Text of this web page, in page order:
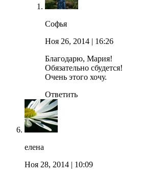
Софья
Ноя 26, 2014 | 16:26
Благодарю, Мария!
Обязательно сбудется!
Очень этого хочу.
Ответить
елена
Ноя 28, 2014 | 10:09